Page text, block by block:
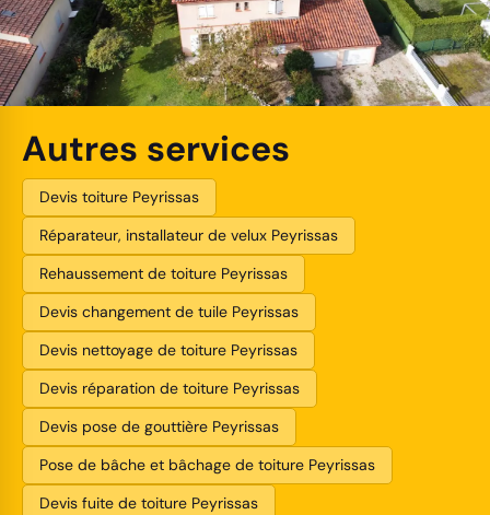
Autres services
Devis toiture Peyrissas
Réparateur, installateur de velux Peyrissas
Rehaussement de toiture Peyrissas
Devis changement de tuile Peyrissas
Devis nettoyage de toiture Peyrissas
Devis réparation de toiture Peyrissas
Devis pose de gouttière Peyrissas
Pose de bâche et bâchage de toiture Peyrissas
Devis fuite de toiture Peyrissas